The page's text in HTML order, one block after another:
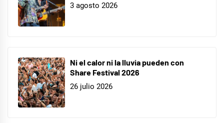
3 agosto 2026
Ni el calor ni la lluvia pueden con
Share Festival 2026
26 julio 2026